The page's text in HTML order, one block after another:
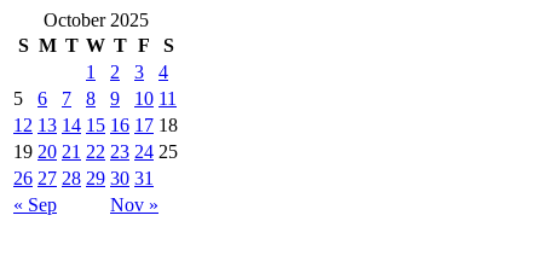
October 2025
S M T W T F S
« Sep Nov »
1 2 3
4
5
6 7 8 9 10 11
12 13 14 15 16 17 18
19 20 21 22 23 24 25
26 27 28 29 30 31